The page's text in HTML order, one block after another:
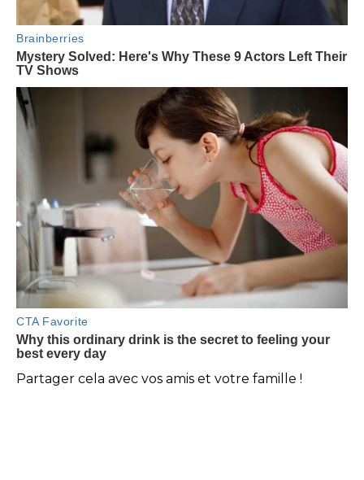
Partager cela avec vos amis et votre famille !